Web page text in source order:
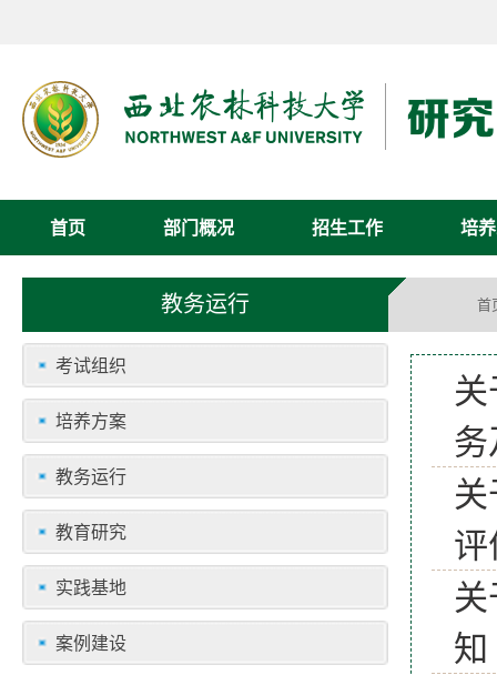
首页 部门概况 招生工作 培
教务运行 首
考试组织
培养方案
教务运行
教育研究
实践基地
案例建设
知